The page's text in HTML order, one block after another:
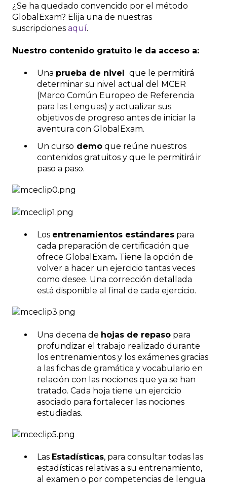
¿Se ha quedado convencido por el método
GlobalExam? Elija una de nuestras
suscripciones aquí.
Nuestro contenido gratuito le da acceso a:
Una prueba de nivel
que le permitirá
determinar su nivel actual del MCER
(Marco Común Europeo de Referencia
para las Lenguas) y actualizar sus
objetivos de progreso antes de iniciar la
aventura con GlobalExam.
Un curso demo que reúne nuestros
contenidos gratuitos y que le permitirá ir
paso a paso.
Los entrenamientos estándares para
cada preparación de certificación que
ofrece GlobalExam. Tiene la opción de
volver a hacer un ejercicio tantas veces
como desee. Una corrección detallada
está disponible al final de cada ejercicio.
Una decena de hojas de repaso para
profundizar el trabajo realizado durante
los entrenamientos y los exámenes gracias
a las fichas de gramática y vocabulario en
relación con las nociones que ya se han
tratado. Cada hoja tiene un ejercicio
asociado para fortalecer las nociones
estudiadas.
Las Estadísticas, para consultar todas las
estadísticas relativas a su entrenamiento,
al examen o por competencias de lengua